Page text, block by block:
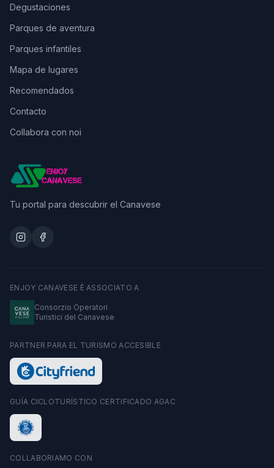
Tu portal para descubrir el Canavese
ENJOY CANAVESE È ASSOCIATO A
Consorzio Operatori
Turistici del Canavese
PARTNER PARA EL TURISMO ACCESIBLE
GUÍA CICLOTURÍSTICO CERTIFICADO AGAC
COLLABORIAMO CON
Degustaciones
Parques de aventura
Parques infantiles
Mapa de lugares
Recomendados
Contacto
Collabora con noi